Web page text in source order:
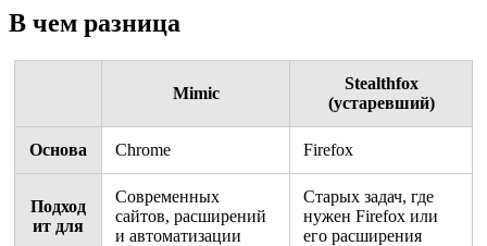
В чем разница
Mimic
Stealthfox
(устаревший)
Основа Chrome Firefox
Подход
ит для
Современных
сайтов, расширений
и автоматизации
Старых задач, где
нужен Firefox или
его расширения